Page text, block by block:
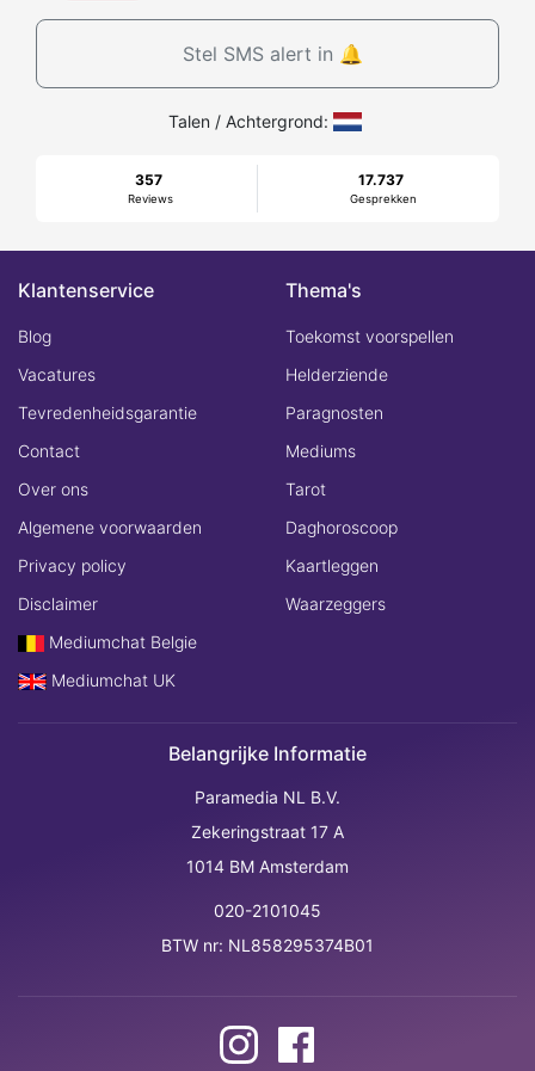
Stel SMS alert in 🔔
Talen / Achtergrond:
357
Reviews
17.737
Gesprekken
Klantenservice
Blog
Vacatures
Tevredenheidsgarantie
Contact
Over ons
Algemene voorwaarden
Privacy policy
Disclaimer
Mediumchat Belgie
Mediumchat UK
Thema's
Toekomst voorspellen
Helderziende
Paragnosten
Mediums
Tarot
Daghoroscoop
Kaartleggen
Waarzeggers
Belangrijke Informatie
Paramedia NL B.V.
Zekeringstraat 17 A
1014 BM Amsterdam
020-2101045
BTW nr: NL858295374B01